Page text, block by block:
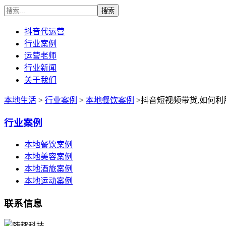
抖音代运营
行业案例
运营老师
行业新闻
关于我们
本地生活 > 行业案例 > 本地餐饮案例 >抖音短视频带货,如何利
行业案例
本地餐饮案例
本地美容案例
本地酒旅案例
本地运动案例
联系信息